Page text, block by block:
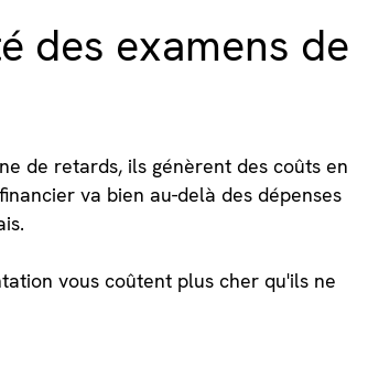
des examens de
de retards, ils génèrent des coûts en
va bien au-delà des dépenses
vous coûtent plus cher qu'ils ne